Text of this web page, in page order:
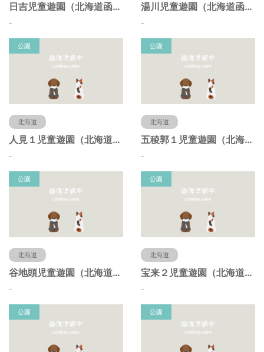
日吉児童遊園（北海道函館市）
-
湯川児童遊園（北海道函館市）
-
公園
北海道
人見１児童遊園（北海道函館市）
-
公園
北海道
五稜郭１児童遊園（北海道函館市）
-
公園
北海道
谷地頭児童遊園（北海道函館市）
-
公園
北海道
宝来２児童遊園（北海道函館市）
-
公園 公園